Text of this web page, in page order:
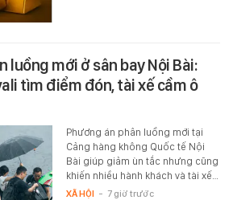
luồng mới ở sân bay Nội Bài:
tìm điểm đón, tài xế cầm ô
Phương án phân luồng mới tại
Cảng hàng không Quốc tế Nội
Bài giúp giảm ùn tắc nhưng cũng
khiến nhiều hành khách và tài xế…
XÃ HỘI - 7 giờ trước